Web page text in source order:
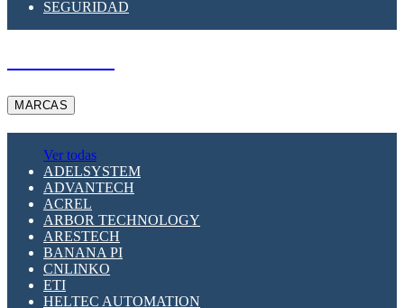
SEGURIDAD
MARCAS
Ver todas
ADELSYSTEM
ADVANTECH
ACREL
ARBOR TECHNOLOGY
ARESTECH
BANANA PI
CNLINKO
ETI
HELTEC AUTOMATION